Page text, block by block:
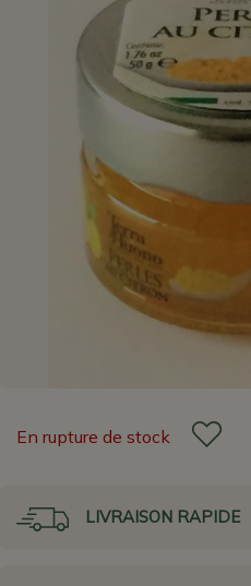
En rupture de stock
LIVRAISON RAPIDE